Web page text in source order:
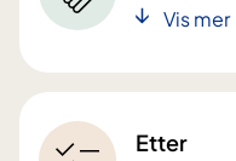
Vis mer
Etter